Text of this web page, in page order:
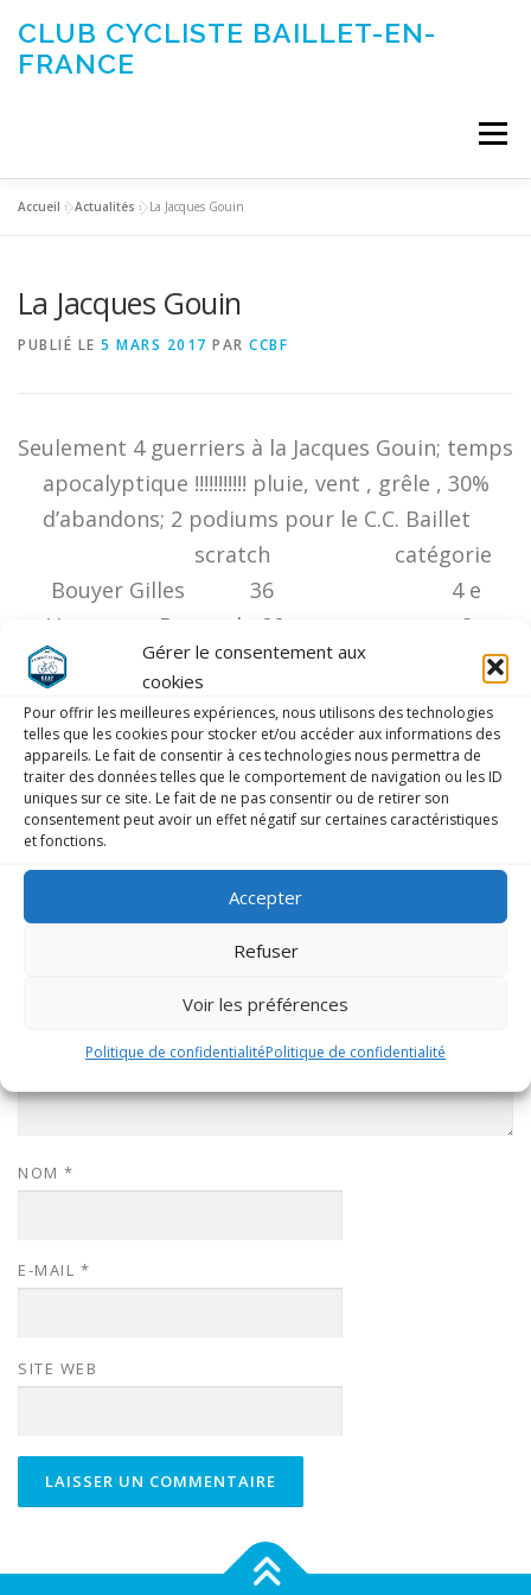
Gérer le consentement aux
cookies
Pour offrir les meilleures expériences, nous utilisons des technologies
telles que les cookies pour stocker et/ou accéder aux informations des
appareils. Le fait de consentir à ces technologies nous permettra de
traiter des données telles que le comportement de navigation ou les ID
uniques sur ce site. Le fait de ne pas consentir ou de retirer son
consentement peut avoir un effet négatif sur certaines caractéristiques
et fonctions.
Accepter
Refuser
Voir les préférences
Politique de confidentialitéPolitique de confidentialité
contenu
CLUB CYCLISTE BAILLET-EN-
FRANCE
Menu
SORTIES CLUB CONTACTEZ-NOUS
Accueil »Actualités »La Jacques Gouin
La Jacques Gouin
PUBLIÉ LE 5 MARS 2017 PAR CCBF
Seulement 4 guerriers à la Jacques Gouin; temps
apocalyptique !!!!!!!!!!! pluie, vent , grêle , 30%
d’abandons; 2 podiums pour le C.C. Baillet
scratch catégorie
Bouyer Gilles 36 4 e
Vergereau Bernard 66 2e
Louvel Gilles 98 3e
Heinry Lionel ab
LAISSER UN COMMENTAIRE
NOM *
E-MAIL *
SITE WEB